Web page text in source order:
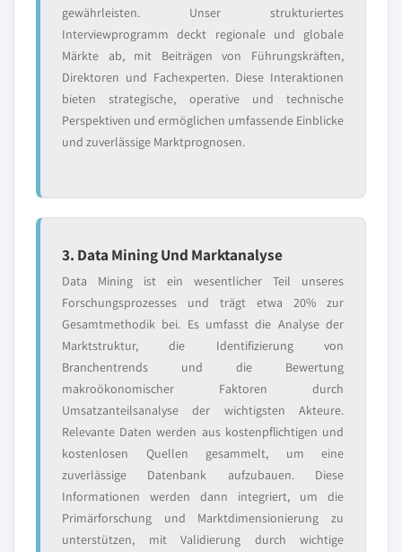
gewährleisten. Unser strukturiertes
Interviewprogramm deckt regionale und globale
Märkte ab, mit Beiträgen von Führungskräften,
Direktoren und Fachexperten. Diese Interaktionen
bieten strategische, operative und technische
Perspektiven und ermöglichen umfassende Einblicke
und zuverlässige Marktprognosen.
3. Data Mining Und Marktanalyse
Data Mining ist ein wesentlicher Teil unseres
Forschungsprozesses und trägt etwa 20% zur
Gesamtmethodik bei. Es umfasst die Analyse der
Marktstruktur, die Identifizierung von
Branchentrends und die Bewertung
makroökonomischer Faktoren durch
Umsatzanteilsanalyse der wichtigsten Akteure.
Relevante Daten werden aus kostenpflichtigen und
kostenlosen Quellen gesammelt, um eine
zuverlässige Datenbank aufzubauen. Diese
Informationen werden dann integriert, um die
Primärforschung und Marktdimensionierung zu
unterstützen, mit Validierung durch wichtige